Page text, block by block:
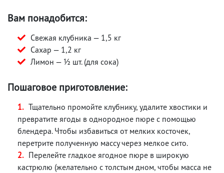
Вам понадобится:
Свежая клубника — 1,5 кг
Сахар — 1,2 кг
Лимон — ½ шт. (для сока)
Пошаговое приготовление:
Тщательно промойте клубнику, удалите хвостики и
превратите ягоды в однородное пюре с помощью
блендера. Чтобы избавиться от мелких косточек,
перетрите полученную массу через мелкое сито.
Перелейте гладкое ягодное пюре в широкую
кастрюлю (желательно с толстым дном, чтобы масса не